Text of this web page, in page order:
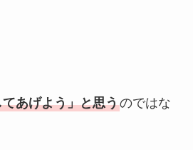
あげよう」と思うのではな